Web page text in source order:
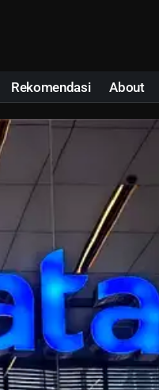
Rekomendasi About